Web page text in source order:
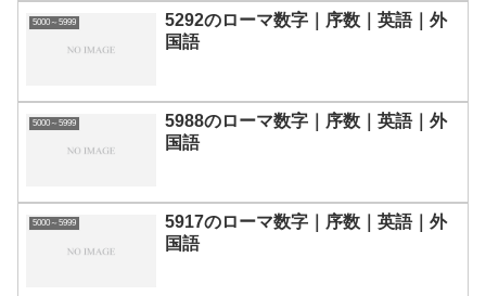
5000～5999
5292のローマ数字｜序数｜英語｜外
国語
5000～5999
5988のローマ数字｜序数｜英語｜外
国語
5000～5999
5917のローマ数字｜序数｜英語｜外
国語